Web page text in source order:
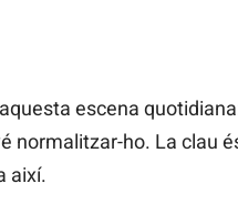
escena
normalitzar-ho. La clau
així.